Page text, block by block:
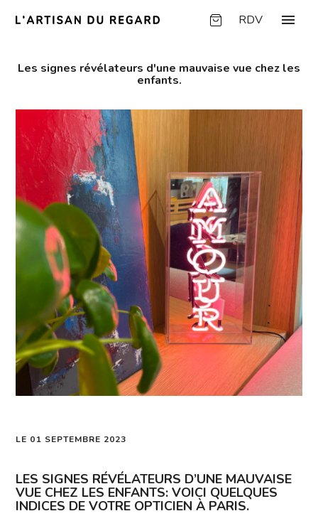
RDV menu
Les signes révélateurs d'une mauvaise vue chez les
enfants.
LE 01 SEPTEMBRE 2023
LES SIGNES RÉVÉLATEURS D’UNE MAUVAISE
VUE CHEZ LES ENFANTS: VOICI QUELQUES
INDICES DE VOTRE OPTICIEN À PARIS.